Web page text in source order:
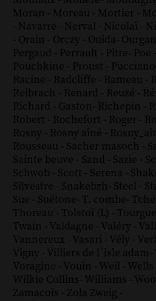
Moran - Moreau - Mortier -
- Navarre - Nerval - Nicolaï -
- Orain - Orczy - Ouida-
Pergaud - Perrault - Pitre- Poe -
Pouchkine - Proust - Pucciano
Racine - Radcliffe - Rameau -
Reibrach - Renard - Reuzé -
Richard - Gaston- Richepin -
Robert - Rochefort - Roger -
Rosny - Rosny aîné -
Rousseau - Sacher masoch -
Sainte beuve - Sand - Sazie -
Schwob - Scott - Serena -
Silvestre - Snakebzh- Steel -
Sue - Suétone- T. combe-
Thoreau - Tolstoï (L) -
Twain - Valdagne - Valéry -
Vannereux - Vasari - Vély -
Vigny - Villiers de l´isle adam-
Voragine - Vouin - Weil - Wells
Wilkie Collins- Williams -
Zamacoïs - Zola Zweig -